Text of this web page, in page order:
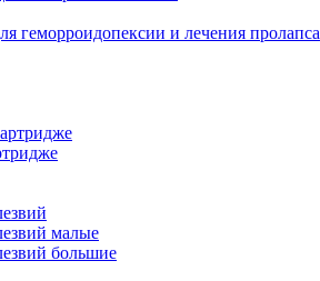
геморроидопексии и лечения пролапса
малые
большие